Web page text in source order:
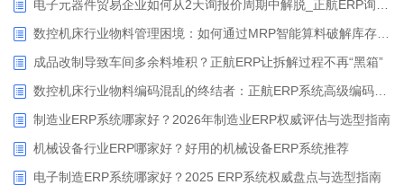
成品改制导致车间多余料堆积？正航ERP让拆解过程不再“黑箱”
制造业ERP系统哪家好？2026年制造业ERP权威评估与选型指南
机械设备行业ERP哪家好？好用的机械设备ERP系统推荐
电子制造ERP系统哪家好？2025 ERP系统权威盘点与选型指南